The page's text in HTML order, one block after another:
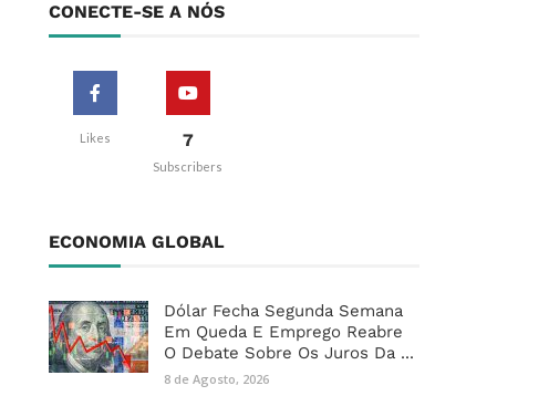
CONECTE-SE A NÓS
Likes 7
Subscribers
ECONOMIA GLOBAL
Dólar Fecha Segunda Semana
Em Queda E Emprego Reabre
O Debate Sobre Os Juros Da ...
8 de Agosto, 2026